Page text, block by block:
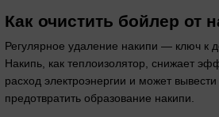
Как очистить бойлер от
Регулярное удаление накипи — ключ к
Накипь, как теплоизолятор, снижает
расход электроэнергии и может
предотвратить образование накипи.